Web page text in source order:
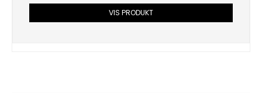
VIS PRODUKT